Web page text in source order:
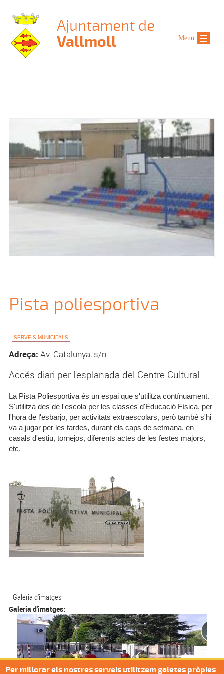
Ajuntament de
Vallmoll
Pista poliesportiva
SERVEIS MUNICIPALS
Adreça: Av. Catalunya, s/n
Accés diari per l'esplanada del Centre Cultural.
La Pista Poliesportiva és un espai que s'utilitza contínuament.
S'utilitza des de l'escola per les classes d'Educació Física, per
l'hora de l'esbarjo, per activitats extraescolars, però també s'hi
va a jugar per les tardes, durant els caps de setmana, en
casals d'estiu, tornejos, diferents actes de les festes majors,
etc.
Galeria d'imatges
Galeria d'imatges:
Menu
Per millorar els nostres serveis utilitzem galetes pròpies